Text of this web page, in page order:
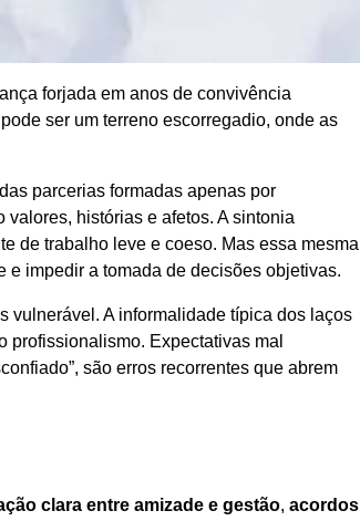
forjada em anos de convivência
ser um terreno escorregadio, onde as
parcerias formadas apenas por
histórias e afetos. A sintonia
de trabalho leve e coeso. Mas essa mesma
impedir a tomada de decisões objetivas.
vulnerável. A informalidade típica dos laços
profissionalismo. Expectativas mal
são erros recorrentes que abrem
clara entre amizade e gestão, acordos